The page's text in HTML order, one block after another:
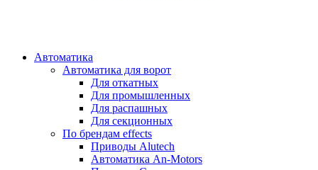
Автоматика
Автоматика для ворот
Для откатных
Для промышленных
Для распашных
Для секционных
По брендам effects
Приводы Alutech
Автоматика An-Motors